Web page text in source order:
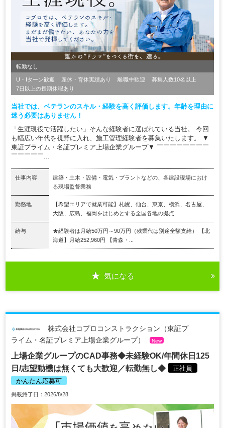
転勤なし
U・Iターン歓迎 産休・育休実績あり 離職中歓迎
募集人数10名以上
7日以上の長期休暇あり
当社では、ベテランのスキル・経験を高く評価します。年齢を理由に
迷う必要はありません！
「生涯現役で活躍したい」そんな経験者に選ばれている当社。 今回
も幅広い年代を視野に入れ、施工管理経験者を募集いたします。 ▼
東証プライム・名証プレミア上場企業グループ▼ ￣￣￣￣￣￣￣￣
￣￣￣￣￣...
仕事内容
建築・土木・設備・電気・プラントなどの、各建設現場におけ
る現場監督業務
勤務地
【希望エリアで就業可能】札幌、仙台、東京、横浜、名古屋、
大阪、広島、福岡をはじめとする全国各地の拠点
給与
★経験者は月給50万円～90万円（残業代は別途全額支給） 【北
海道】月給252,960円 【青森・...
気になる
株式会社コプロコンストラクション（東証プ
ライム・名証プレミア上場企業グループ）
New
上場企業グループのCAD事務◆未経験OK/年間休日125
日/志望動機は無くても大歓迎／転勤無し◆
正社員
かんたん応募可
掲載終了日：2026/8/28